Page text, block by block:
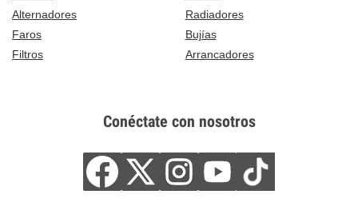
Alternadores
Radiadores
Faros
Bujías
Filtros
Arrancadores
Conéctate con nosotros